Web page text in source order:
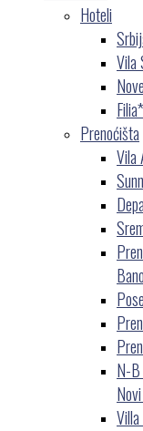
Hoteli
Vila
Prenoćišta
Vila
N-